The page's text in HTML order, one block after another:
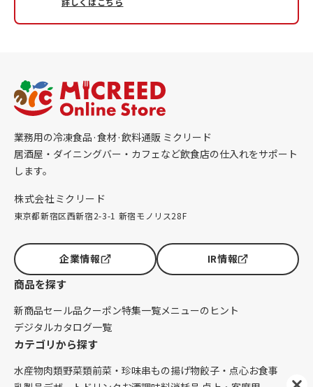
業務用の冷凍食品·食材·飲料通販 ミクリード
居酒屋・ダイニングバー・カフェなど飲食店の仕入れをサポート
します。
株式会社ミクリード
東京都新宿区西新宿2-3-1 新宿モノリス28F
企業情報 IR情報
商品を探す
新商品セール品クーポン特集一覧メニューのヒント
デジタルカタログ一覧
カテゴリから探す
水産物肉類野菜類前菜・珍味串もの揚げ物餃子・点心お食事